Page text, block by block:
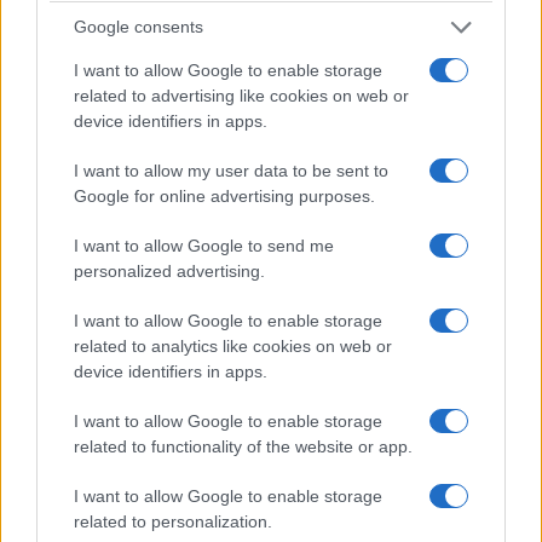
Google consents
I want to allow Google to enable storage
related to advertising like cookies on web or
device identifiers in apps.
I want to allow my user data to be sent to
Google for online advertising purposes.
I want to allow Google to send me
personalized advertising.
I want to allow Google to enable storage
related to analytics like cookies on web or
device identifiers in apps.
I want to allow Google to enable storage
related to functionality of the website or app.
I want to allow Google to enable storage
related to personalization.
punktowych pomiarów prędkości, OPP, systemów
W praktyce oznacza to, że przed podróżą najlepiej
zestawienia kopiowane w internecie. Sam CANARD
informuje również, że jeśli danej lokalizacji nie ma na
mapie, użytkownik może skontaktować się z
instytucją.
Ten system rośnie ekspresowo
CANARD zarządzał 583 stacjonarnymi
urządzeniami rejestrującymi.W ramach
wcześniejszych działań wymieniono 247 najstarszych
i najbardziej wyeksploatowanych fotoradarów, a